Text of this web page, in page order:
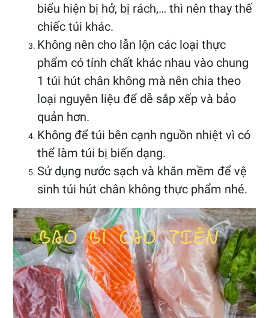
biểu hiện bị hở, bị rách,… thì nên thay thế
chiếc túi khác.
Không nên cho lẫn lộn các loại thực
phẩm có tính chất khác nhau vào chung
1 túi hút chân không mà nên chia theo
loại nguyên liệu để dễ sắp xếp và bảo
quản hơn.
Không để túi bên cạnh nguồn nhiệt vì có
thể làm túi bị biến dạng.
Sử dụng nước sạch và khăn mềm để vệ
sinh túi hút chân không thực phẩm nhé.